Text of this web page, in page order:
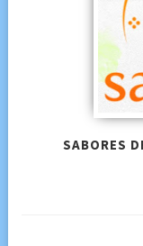
SABORES